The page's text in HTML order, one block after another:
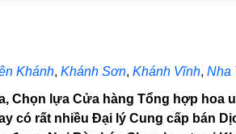
Khánh, Khánh Sơn, Khánh Vĩnh, Nha
Chọn lựa Cửa hàng Tổng hợp hoa
có rất nhiều Đại lý Cung cấp bán